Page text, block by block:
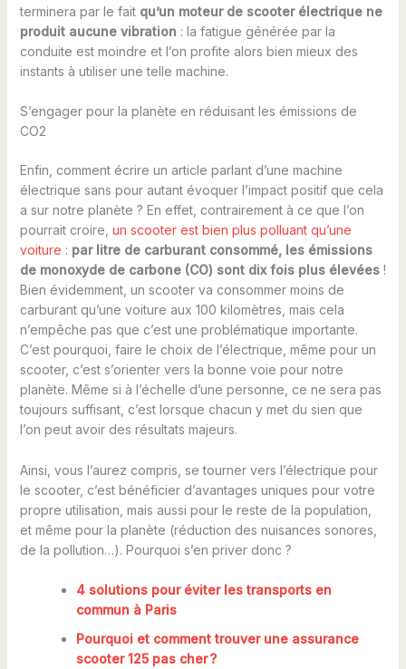
terminera par le fait qu’un moteur de scooter électrique ne
produit aucune vibration : la fatigue générée par la
conduite est moindre et l’on profite alors bien mieux des
instants à utiliser une telle machine.
S’engager pour la planète en réduisant les émissions de
CO2
Enfin, comment écrire un article parlant d’une machine
électrique sans pour autant évoquer l’impact positif que cela
a sur notre planète ? En effet, contrairement à ce que l’on
pourrait croire, un scooter est bien plus polluant qu’une
voiture : par litre de carburant consommé, les émissions
de monoxyde de carbone (CO) sont dix fois plus élevées!
Bien évidemment, un scooter va consommer moins de
carburant qu’une voiture aux 100 kilomètres, mais cela
n’empêche pas que c’est une problématique importante.
C’est pourquoi, faire le choix de l’électrique, même pour un
scooter, c’est s’orienter vers la bonne voie pour notre
planète. Même si à l’échelle d’une personne, ce ne sera pas
toujours suffisant, c’est lorsque chacun y met du sien que
l’on peut avoir des résultats majeurs.
Ainsi, vous l’aurez compris, se tourner vers l’électrique pour
le scooter, c’est bénéficier d’avantages uniques pour votre
propre utilisation, mais aussi pour le reste de la population,
et même pour la planète (réduction des nuisances sonores,
de la pollution…). Pourquoi s’en priver donc ?
4 solutions pour éviter les transports en
commun à Paris
Pourquoi et comment trouver une assurance
scooter 125 pas cher ?